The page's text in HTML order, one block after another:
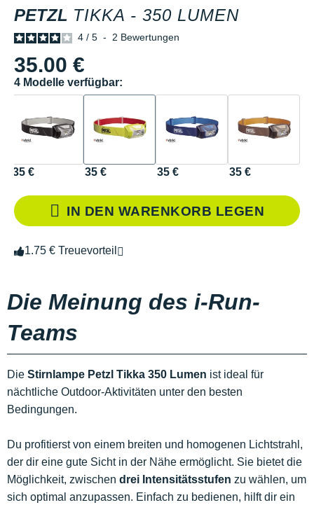
PETZL TIKKA - 350 LUMEN
4 / 5 - 2 Bewertungen
35.00 €
4 Modelle verfügbar:
35 € 35 € 35 € 35 €
IN DEN WARENKORB LEGEN
1.75 € Treuevorteil
Die Meinung des i-Run-
Teams
Die Stirnlampe Petzl Tikka 350 Lumen ist ideal für
nächtliche Outdoor-Aktivitäten unter den besten
Bedingungen.
Du profitierst von einem breiten und homogenen Lichtstrahl,
der dir eine gute Sicht in der Nähe ermöglicht. Sie bietet die
Möglichkeit, zwischen drei Intensitätsstufen zu wählen, um
sich optimal anzupassen. Einfach zu bedienen, hilft dir ein